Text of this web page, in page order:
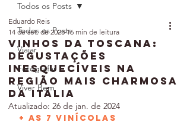
Todos os Posts
Viajar
Fotografar
Viver Bem
Todos os Posts
Vinhos da Toscana:
Degustações
Inesquecíveis na
Região Mais Charmosa
da Itália
Eduardo Reis
14 de set. de 2023 16 min de leitura
Atualizado: 26 de jan. de 2024
+ as 7 vinícolas